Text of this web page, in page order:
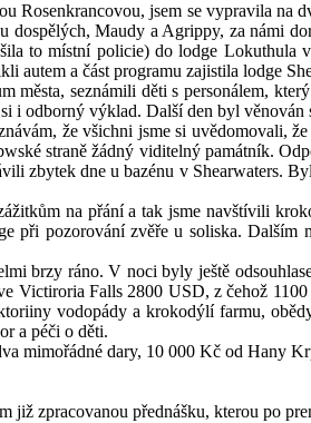
Rosenkrancovou, jsem se vypravila
dospělých, Maudy a Agrippy, za námi
to místní policie) do lodge
autem a část programu zajistila lodge
města, seznámili děti s personálem,
i odborný výklad. Další den byl
že všichni jsme si uvědomovali,
straně žádný viditelný památník.
zbytek dne u bazénu v Shearwaters.
na přání a tak jsme navštívili
při pozorování zvěře u soliska.
brzy ráno. V noci byly ještě
Victiroria Falls 2800 USD, z čehož
vodopády a krokodýlí farmu,
a péči o děti.
mimořádné dary, 10 000 Kč od Hany
již zpracovanou přednášku, kterou po